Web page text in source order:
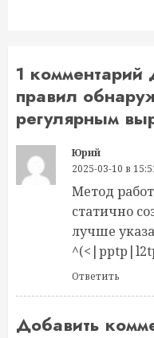
1 комментарий
правил
регулярным
Юрий
2025-03-10 в
Метод
статично
лучше
Ответить
Добавить